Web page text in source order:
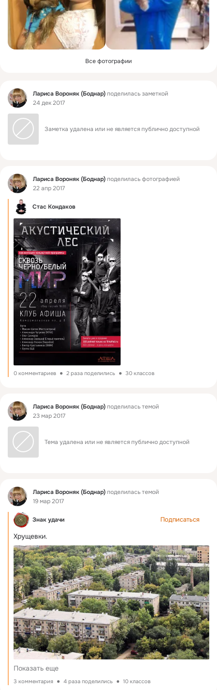
Все фотографии
Фид Лариса Вороняк (Боднар)поделилась заметкой
24 дек 2017
Заметка удалена или не является публично доступной
Фид Лариса Вороняк (Боднар)поделилась фотографией
22 апр 2017
Стас Кондаков
0 комментариев 2 раза поделились 30 классов
Фид Лариса Вороняк (Боднар)поделилась темой
23 мар 2017
Тема удалена или не является публично доступной
Фид Лариса Вороняк (Боднар)поделилась темой
19 мар 2017
Знак удачи Подписаться
Хрущевки.
Показать еще
3 комментария 4 раза поделились 10 классов